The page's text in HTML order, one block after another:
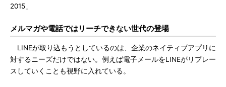
2015」
メルマガや電話ではリーチできない世代の登場
LINEが取り込もうとしているのは、企業のネイティブアプリに
対するニーズだけではない。例えば電子メールをLINEがリプレー
スしていくことも視野に入れている。